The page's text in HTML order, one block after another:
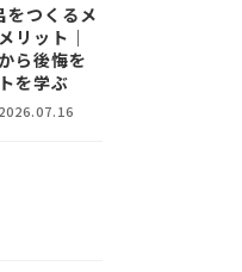
をつくるメ
リット｜
ら後悔を
を学ぶ
2026.07.16